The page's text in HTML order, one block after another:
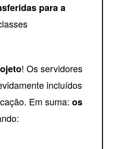
para a
! Os servidores
incluídos
Em suma: os